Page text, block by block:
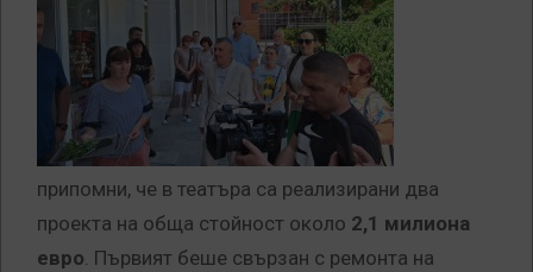
припомни, че в театъра са реализирани два
проекта на обща стойност около 2,1 милиона
евро. Първият беше свързан с ремонта на